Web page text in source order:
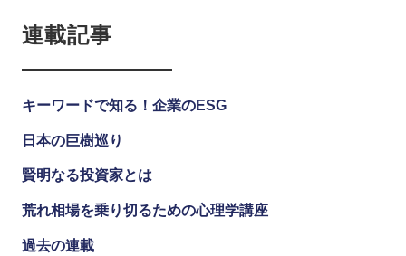
連載記事
キーワードで知る！企業のESG
日本の巨樹巡り
賢明なる投資家とは
荒れ相場を乗り切るための心理学講座
過去の連載